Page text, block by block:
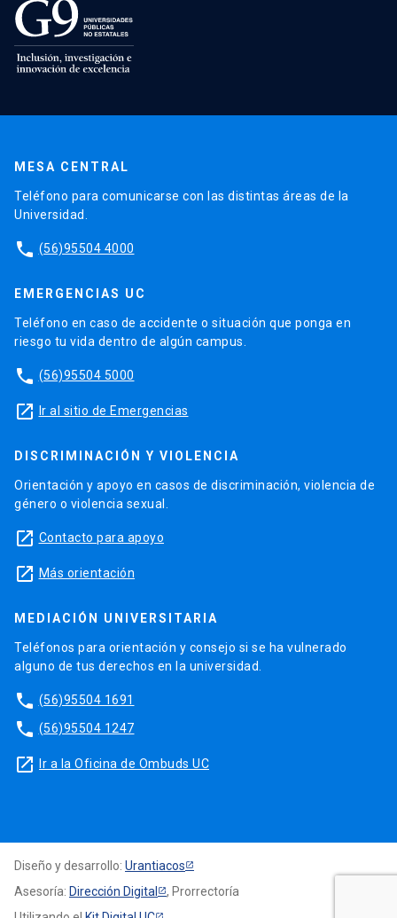
MESA CENTRAL
Teléfono para comunicarse con las distintas áreas de la
Universidad.
phone (56)95504 4000
EMERGENCIAS UC
Teléfono en caso de accidente o situación que ponga en
riesgo tu vida dentro de algún campus.
phone (56)95504 5000
launch Ir al sitio de Emergencias
DISCRIMINACIÓN Y VIOLENCIA
Orientación y apoyo en casos de discriminación, violencia de
género o violencia sexual.
launch Contacto para apoyo
launch Más orientación
MEDIACIÓN UNIVERSITARIA
Teléfonos para orientación y consejo si se ha vulnerado
alguno de tus derechos en la universidad.
phone (56)95504 1691
phone (56)95504 1247
launch Ir a la Oficina de Ombuds UC
Diseño y desarrollo: Urantiacos
Asesoría: Dirección Digital
, Prorrectoría